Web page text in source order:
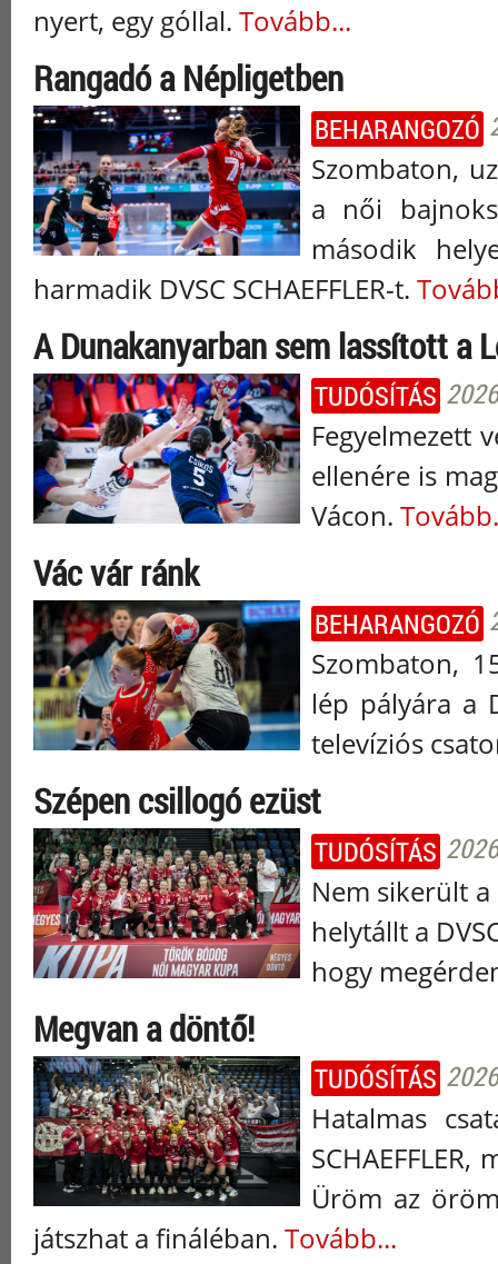
nyert, egy góllal. Tovább...
Rangadó a Népligetben
BEHARANGOZÓ
Szombaton,
a női
második
harmadik DVSC SCHAEFFLER-t.
A Dunakanyarban sem lassított a
TUDÓSÍTÁS
Fegyelmezett
ellenére is
Vácon.
Vác vár ránk
BEHARANGOZÓ
Szombaton,
lép pályára a
televíziós
Szépen csillogó ezüst
TUDÓSÍTÁS
Nem sikerült
helytállt a
hogy
Megvan a döntő!
TUDÓSÍTÁS
Hatalmas
Üröm az
játszhat a fináléban. Tovább...